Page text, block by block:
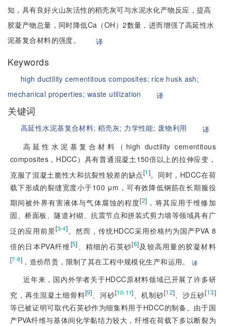
知，具有良好火山灰活性的稻壳灰可与水泥水化产物反应，提高
胶凝产物总量，同时降低Ca（OH）2数量，进而增强了高延性水
泥基复合材料的强度。
译
Keywords
high ductility cementitous composites; rice husk ash;
mechanical properties; waste utilization 译
关键词
高延性水泥基复合材料;稻壳灰; 力学性能; 废物利用
译
高延性水泥基复合材料（high ductility cementitous
composites，HDCC）具有普通混凝土150倍以上的拉伸应变，
克服了混凝土脆性大和抗裂性较差的缺点[1]。同时，HDCC在荷
载下形成的裂缝宽度小于100 μm，可有效降低钢筋在长期服役
期间被外界有害液体与气体腐蚀的程度[2] ，将其应用于维修加
固、桥面板、隧道衬砌、抗震节点和拼装式剪力墙等领域具有广
泛的应用前景[3-4]。然而，传统HDCC采用价格约为国产PVA 8
倍的日本PVA纤维[5] 、精细的石英砂[6]及较高用量的胶凝材料
[7-8] ，造价昂贵，限制了其在工程中规模化生产和运用。译
近年来，国内外学者关于HDCC原材料领域已开展了许多研
究，再生混凝土细骨料[9] 、河砂[10-11] 、机制砂[12] 、沙丘砂[13]
等已被证明可取代石英砂作为细集料用于HDCC的制备。由于国
产PVA纤维与基体间化学黏结力较大，纤维在荷载下多以断裂为